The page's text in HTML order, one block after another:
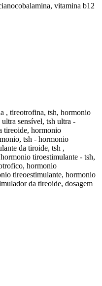
vitamina b12
, tireotrofina, tsh, hormonio
sensível, tsh ultra -
tireoide, hormonio
tsh - hormonio
da tiroide, tsh ,
tiroestimulante - tsh,
hormonio
tireoestimulante, hormonio
da tireoide, dosagem